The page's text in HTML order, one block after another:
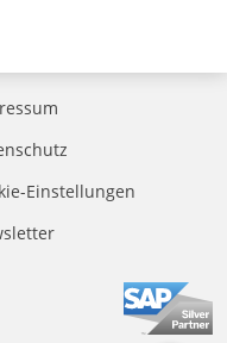
Einstellungen